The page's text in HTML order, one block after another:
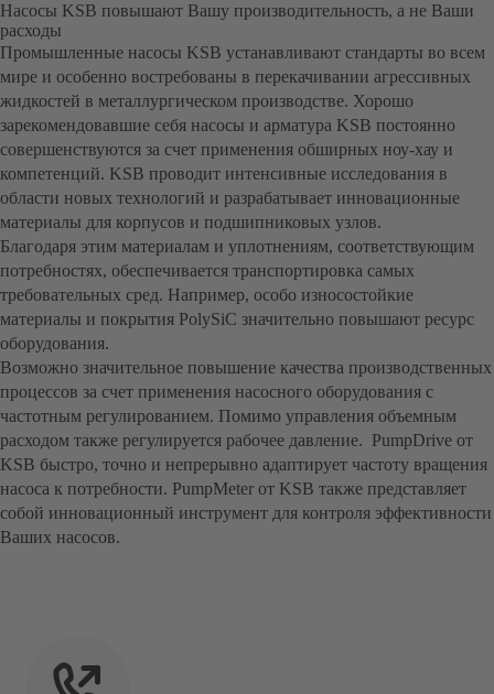
Насосы KSB повышают Вашу производительность, а не Ваши
расходы
Промышленные насосы KSB устанавливают стандарты во всем
мире и особенно востребованы в перекачивании агрессивных
жидкостей в металлургическом производстве. Хорошо
зарекомендовавшие себя насосы и арматура KSB постоянно
совершенствуются за счет применения обширных ноу-хау и
компетенций. KSB проводит интенсивные исследования в
области новых технологий и разрабатывает инновационные
материалы для корпусов и подшипниковых узлов.
Благодаря этим материалам и уплотнениям, соответствующим
потребностях, обеспечивается транспортировка самых
требовательных сред. Например, особо износостойкие
материалы и покрытия PolySiC значительно повышают ресурс
оборудования.
Возможно значительное повышение качества производственных
процессов за счет применения насосного оборудования с
частотным регулированием. Помимо управления объемным
расходом также регулируется рабочее давление. PumpDrive от
KSB быстро, точно и непрерывно адаптирует частоту вращения
насоса к потребности. PumpMeter от KSB также представляет
собой инновационный инструмент для контроля эффективности
Ваших насосов.